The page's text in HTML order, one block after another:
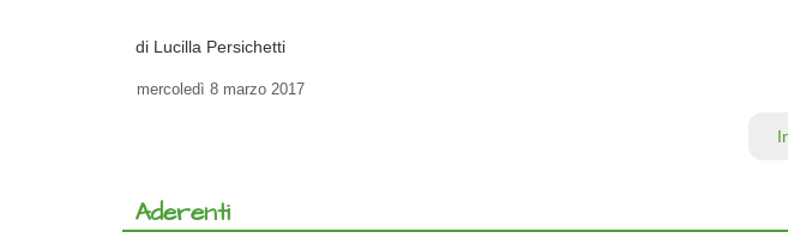
di Lucilla Persichetti
mercoledì 8 marzo 2017
Aderenti